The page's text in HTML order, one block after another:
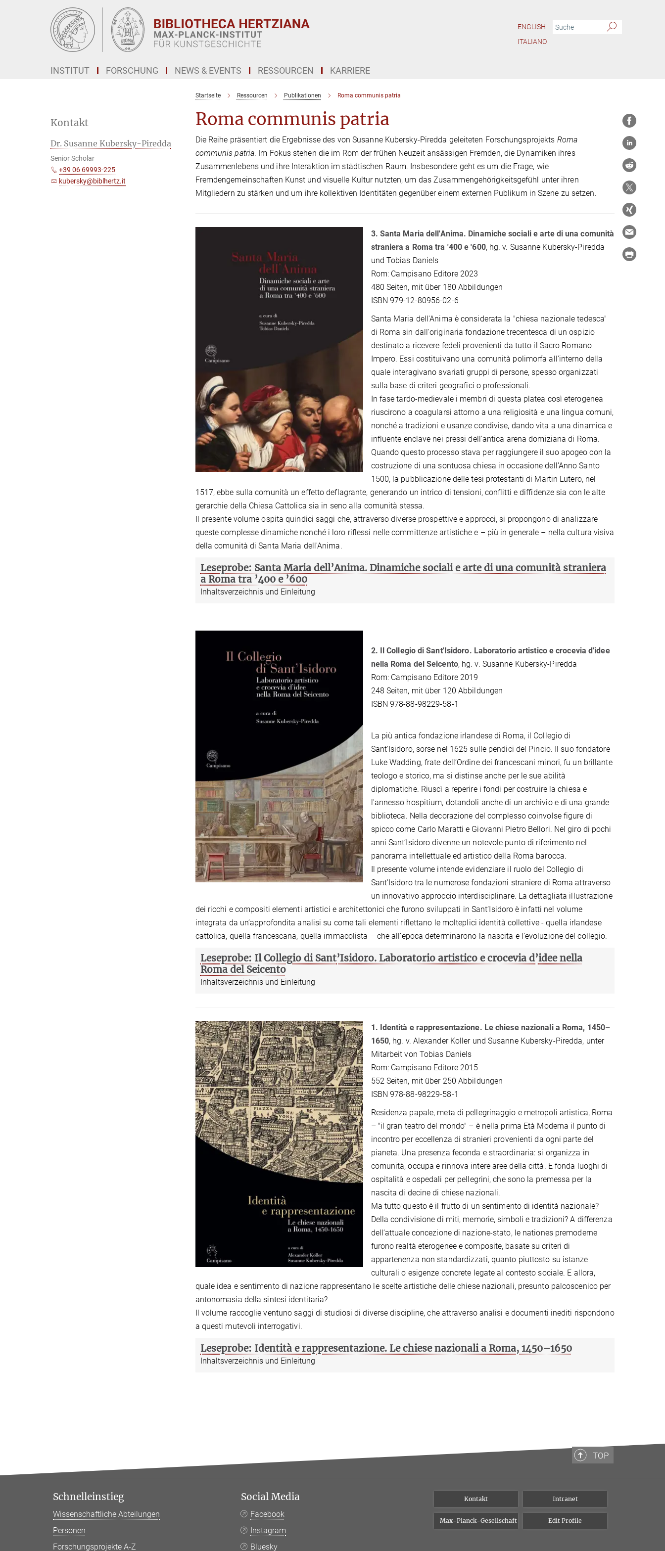
ENGLISH
ITALIANO
INSTITUT FORSCHUNG NEWS & EVENTS RESSOURCEN KARRIERE
Startseite Ressourcen Publikationen Roma communis patria
Roma communis patria
Die Reihe präsentiert die Ergebnisse des von Susanne Kubersky-Piredda geleiteten Forschungsprojekts Roma
communis patria. Im Fokus stehen die im Rom der frühen Neuzeit ansässigen Fremden, die Dynamiken ihres
Zusammenlebens und ihre Interaktion im städtischen Raum. Insbesondere geht es um die Frage, wie
Fremdengemeinschaften Kunst und visuelle Kultur nutzten, um das Zusammengehörigkeitsgefühl unter ihren
Mitgliedern zu stärken und um ihre kollektiven Identitäten gegenüber einem externen Publikum in Szene zu setzen.
3. Santa Maria dell'Anima. Dinamiche sociali e arte di una comunità
straniera a Roma tra '400 e '600, hg. v. Susanne Kubersky-Piredda
und Tobias Daniels
Rom: Campisano Editore 2023
480 Seiten, mit über 180 Abbildungen
ISBN 979-12-80956-02-6
Santa Maria dell'Anima è considerata la "chiesa nazionale tedesca"
di Roma sin dall'originaria fondazione trecentesca di un ospizio
destinato a ricevere fedeli provenienti da tutto il Sacro Romano
Impero. Essi costituivano una comunità polimorfa all'interno della
quale interagivano svariati gruppi di persone, spesso organizzati
sulla base di criteri geografici o professionali.
In fase tardo-medievale i membri di questa platea così eterogenea
riuscirono a coagularsi attorno a una religiosità e una lingua comuni,
nonché a tradizioni e usanze condivise, dando vita a una dinamica e
influente enclave nei pressi dell'antica arena domiziana di Roma.
Quando questo processo stava per raggiungere il suo apogeo con la
costruzione di una sontuosa chiesa in occasione dell'Anno Santo
1500, la pubblicazione delle tesi protestanti di Martin Lutero, nel
1517, ebbe sulla comunità un effetto deflagrante, generando un intrico di tensioni, conflitti e diffidenze sia con le alte
gerarchie della Chiesa Cattolica sia in seno alla comunità stessa.
Il presente volume ospita quindici saggi che, attraverso diverse prospettive e approcci, si propongono di analizzare
queste complesse dinamiche nonché i loro riflessi nelle committenze artistiche e – più in generale – nella cultura visiva
della comunità di Santa Maria dell'Anima.
Leseprobe: Santa Maria dell’Anima. Dinamiche sociali e arte di una comunità straniera
a Roma tra ’400 e ’600
Inhaltsverzeichnis und Einleitung
2. Il Collegio di Sant'Isidoro. Laboratorio artistico e crocevia d'idee
nella Roma del Seicento, hg. v. Susanne Kubersky-Piredda
Rom: Campisano Editore 2019
248 Seiten, mit über 120 Abbildungen
ISBN 978-88-98229-58-1
La più antica fondazione irlandese di Roma, il Collegio di
Sant'Isidoro, sorse nel 1625 sulle pendici del Pincio. Il suo fondatore
Luke Wadding, frate dell’Ordine dei francescani minori, fu un brillante
teologo e storico, ma si distinse anche per le sue abilità
diplomatiche. Riuscì a reperire i fondi per costruire la chiesa e
l'annesso hospitium, dotandoli anche di un archivio e di una grande
biblioteca. Nella decorazione del complesso coinvolse figure di
spicco come Carlo Maratti e Giovanni Pietro Bellori. Nel giro di pochi
anni Sant’Isidoro divenne un notevole punto di riferimento nel
panorama intellettuale ed artistico della Roma barocca.
Il presente volume intende evidenziare il ruolo del Collegio di
Sant'Isidoro tra le numerose fondazioni straniere di Roma attraverso
un innovativo approccio interdisciplinare. La dettagliata illustrazione
dei ricchi e compositi elementi artistici e architettonici che furono sviluppati in Sant’Isidoro è infatti nel volume
integrata da un’approfondita analisi su come tali elementi riflettano le molteplici identità collettive - quella irlandese
cattolica, quella francescana, quella immacolista – che all’epoca determinarono la nascita e l’evoluzione del collegio.
Leseprobe: Il Collegio di Sant’Isidoro. Laboratorio artistico e crocevia d’idee nella
Roma del Seicento
Inhaltsverzeichnis und Einleitung
1. Identità e rappresentazione. Le chiese nazionali a Roma, 1450–
1650, hg. v. Alexander Koller und Susanne Kubersky-Piredda, unter
Mitarbeit von Tobias Daniels
Rom: Campisano Editore 2015
552 Seiten, mit über 250 Abbildungen
ISBN 978-88-98229-58-1
Residenza papale, meta di pellegrinaggio e metropoli artistica, Roma
– "il gran teatro del mondo" – è nella prima Età Moderna il punto di
incontro per eccellenza di stranieri provenienti da ogni parte del
pianeta. Una presenza feconda e straordinaria: si organizza in
comunità, occupa e rinnova intere aree della città. E fonda luoghi di
ospitalità e ospedali per pellegrini, che sono la premessa per la
nascita di decine di chiese nazionali.
Ma tutto questo è il frutto di un sentimento di identità nazionale?
Della condivisione di miti, memorie, simboli e tradizioni? A differenza
dell’attuale concezione di nazione-stato, le nationes premoderne
furono realtà eterogenee e composite, basate su criteri di
appartenenza non standardizzati, quanto piuttosto su istanze
culturali o esigenze concrete legate al contesto sociale. E allora,
quale idea e sentimento di nazione rappresentano le scelte artistiche delle chiese nazionali, presunto palcoscenico per
antonomasia della sintesi identitaria?
Il volume raccoglie ventuno saggi di studiosi di diverse discipline, che attraverso analisi e documenti inediti rispondono
a questi mutevoli interrogativi.
Leseprobe: Identità e rappresentazione. Le chiese nazionali a Roma, 1450–1650
Inhaltsverzeichnis und Einleitung
Kontakt
Dr. Susanne Kubersky-Piredda
Senior Scholar
+39 06 69993-225
kubersky@biblhertz.it
TOP
Schnelleinstieg
Wissenschaftliche Abteilungen
Personen
Forschungsprojekte A-Z
Social Media
Facebook
Instagram
Bluesky
Kontakt Intranet
Max-Planck-Gesellschaft Edit Profile